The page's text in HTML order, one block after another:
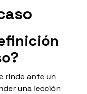
rinde ante un
una lección